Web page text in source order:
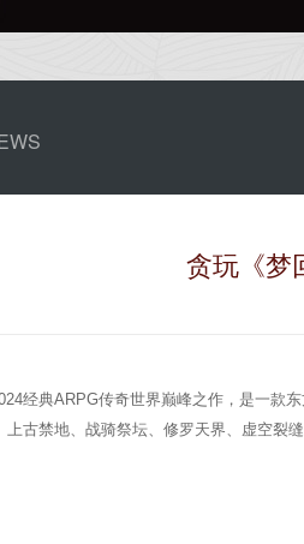
贪玩《梦
经典ARPG传奇世界巅峰之作，是一
古禁地、战骑祭坛、修罗天界、虚空裂